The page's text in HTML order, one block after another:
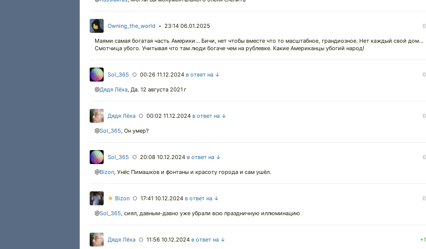
Owning_the_world • 23:14 06.01.2025 0
Маями самая богатая часть Америки... Бичи, нет чтобы вместе что то масштабное, грандиозное. Нет каждый свой дом...
Смотчица убого. Учитывая что там люди богаче чем на рублевке. Какие Американцы убогий народ!
Sol_365 ○ 00:26 11.12.2024 в ответ на ↓ 0
@Дядя Лёха, Да. 12 августа 2021 г
Дядя Лёха ○ 00:02 11.12.2024 в ответ на ↓ 0
@Sol_365, Он умер?
Sol_365 ○ 20:08 10.12.2024 в ответ на ↓ 0
@Bizon, Унёс Пимашков и фонтаны и красоту города и сам ушёл.
★ Bizon ○ 17:41 10.12.2024 в ответ на ↓ 0
@Sol_365, сиял, давным-давно уже убрали всю праздничную иллюминацию
Дядя Лёха ○ 11:56 10.12.2024 в ответ на ↓ +1